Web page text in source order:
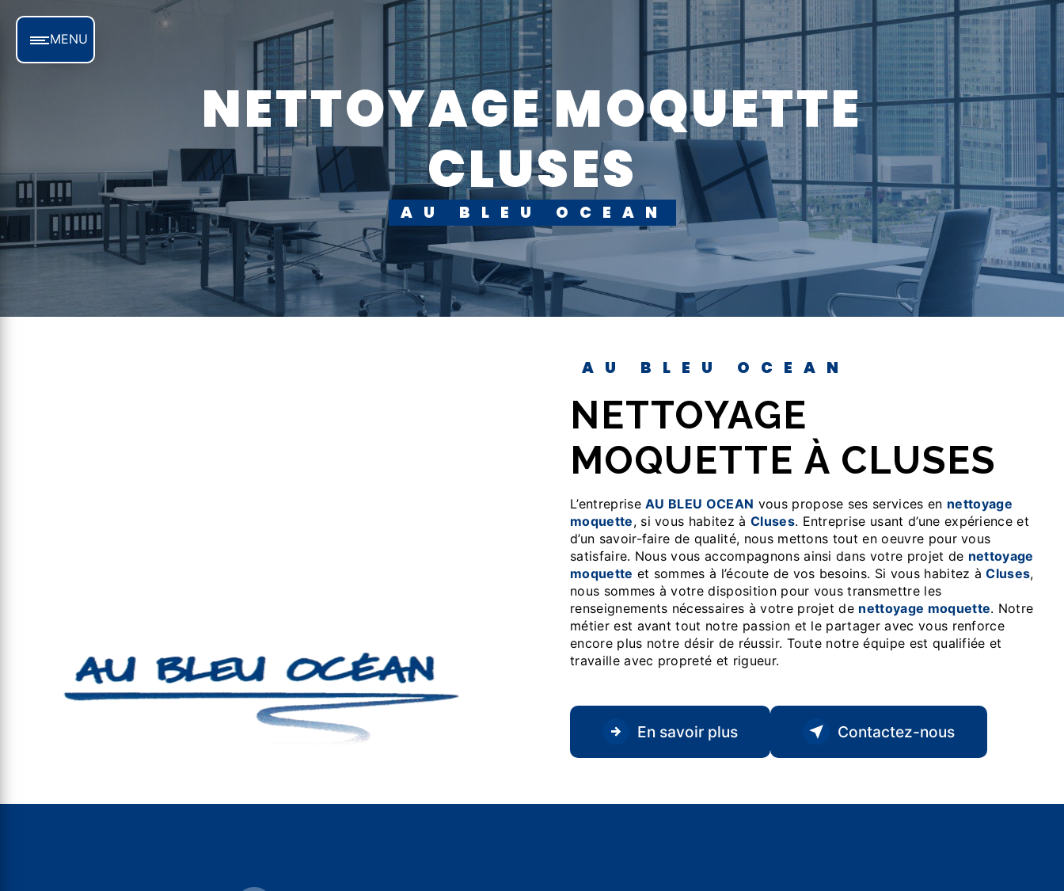
MENU
NETTOYAGE MOQUETTE
CLUSES
AU BLEU OCEAN
AU BLEU OCEAN
NETTOYAGE
MOQUETTE À CLUSES
L’entrepriseAU BLEU OCEAN vous propose ses services en nettoyage
moquette, si vous habitez à Cluses. Entreprise usant d’une expérience et
d’un savoir-faire de qualité, nous mettons tout en oeuvre pour vous
satisfaire. Nous vous accompagnons ainsi dans votre projet de nettoyage
moquette et sommes à l’écoute de vos besoins. Si vous habitez àCluses,
nous sommes à votre disposition pour vous transmettre les
renseignements nécessaires à votre projet de nettoyage moquette. Notre
métier est avant tout notre passion et le partager avec vous renforce
encore plus notre désir de réussir. Toute notre équipe est qualifiée et
travaille avec propreté et rigueur.
En savoir plus Contactez-nous
Panneau de gestion des cookies